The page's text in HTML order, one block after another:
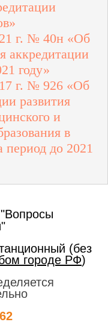
г. № 40н «Об
аккредитации
году»
г. № 926 «Об
развития
и
в
период до 2021
"Вопросы
(без
городе РФ)